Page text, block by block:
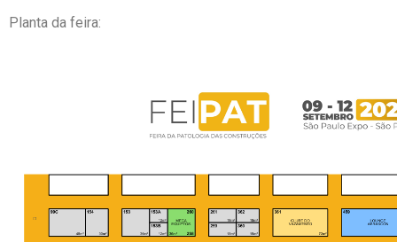
Planta da feira: